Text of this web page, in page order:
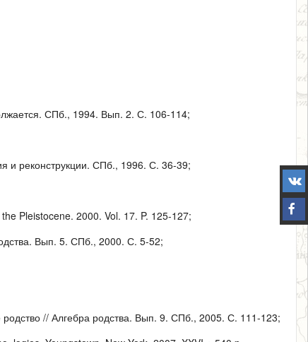
СПб., 1994. Вып. 2. С. 106-114;
и реконструкции. СПб., 1996. С. 36-39;
Pleistocene. 2000. Vol. 17. P. 125-127;
Вып. 5. СПб., 2000. С. 5-52;
// Алгебра родства. Вып. 9. СПб., 2005. С. 111-123;